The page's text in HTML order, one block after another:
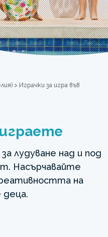
> Играчки за игра във
лудуване над и под
Насърчавайте
на